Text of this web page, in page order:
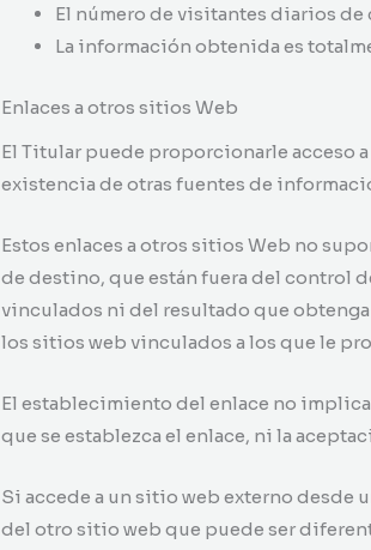
El número de visitantes diarios de
La información obtenida es
Enlaces a otros sitios Web
El Titular puede proporcionarle acceso
existencia de otras fuentes de
Estos enlaces a otros sitios Web no
de destino, que están fuera del control
vinculados ni del resultado que
los sitios web vinculados a los que le
El establecimiento del enlace no
que se establezca el enlace, ni la
Si accede a un sitio web externo desde
del otro sitio web que puede ser